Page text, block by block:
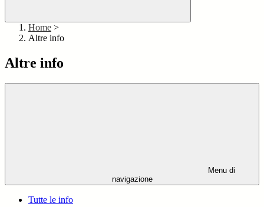
Home >
Altre info
Altre info
Menu di
navigazione
Tutte le info